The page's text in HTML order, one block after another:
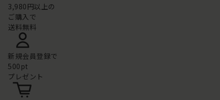
3,980円以上の
ご購入で
送料無料
新規会員登録で
500pt
プレゼント